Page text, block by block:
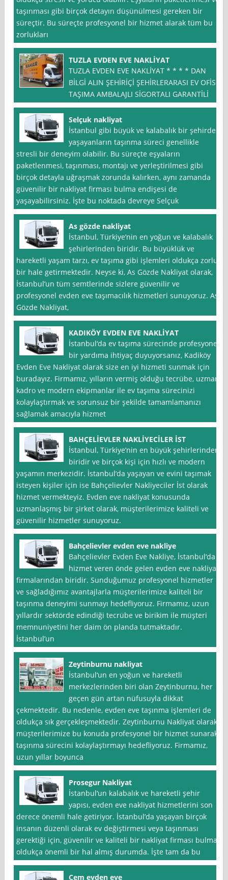
taşınması gibi birçok detayın düşünülmesi gereken bir
süreçtir. Bu süreçte profesyonel bir hizmet alarak tüm bu
zorlukları
TUZLA EVDEN EVE NAKLİYAT
TUZLA EVDEN EVE NAKLİYAT * * * * DAN
BİLGİ ALIN ŞEHİRİÇİ ŞEHİRLERARASI EV OFİS
TAŞIMA AMBALAJLI SİGORTALI GARANTİLİ
Selçuk nakliyat
İstanbul gibi büyük ve kalabalık bir şehirde
yaşayanların taşınma süreci genellikle
stresli bir deneyim olabilir. Bu süreçte eşyaların
paketlenmesi, taşınması, montajı ve yerleştirilmesi gibi
birçok detayla uğraşmak zorunda kalırken, aynı zamanda
güvenilir bir nakliyat firması bulma endişesi de
yaşayabilirsiniz. İşte bu noktada devreye Selçuk
As gözde nakliyat
İstanbul, Türkiye’nin en yoğun ve kalabalık
şehirlerinden biridir. Bu büyüklük ve
hareketli yaşam tarzı, ev taşıma gibi işlemleri oldukça zorlu
bir hale getirmektedir. Neyse ki, As Gözde Nakliyat olarak,
İstanbul’un tüm semtlerinde sizlere güvenilir ve
profesyonel evden eve taşımacılık hizmetleri sunuyoruz. As
Gözde Nakliyat,
KADIKÖY EVDEN EVE NAKLİYAT
İstanbul‘da ev taşıma sürecinde profesyonel
bir yardıma ihtiyaç duyuyorsanız, Kadiköy
Evden Eve Nakliyat olarak size en iyi hizmeti sunmak için
buradayız. Firmamız, yılların vermiş olduğu tecrübe, uzman
kadro ve modern ekipmanlar ile ev taşıma sürecinizi
kolaylaştırmak ve sorunsuz bir şekilde tamamlamanızı
sağlamak amacıyla hizmet
BAHÇELİEVLER NAKLİYECİLER İST
İstanbul, Türkiye’nin en büyük şehirlerinden
biridir ve birçok kişi için hızlı ve modern
yaşamın merkezidir. İstanbul’da yaşayan ve evini taşımak
isteyen kişiler için ise Bahçelievler Nakliyeciler İst olarak
hizmet vermekteyiz. Evden eve nakliyat konusunda
uzmanlaşmış bir şirket olarak, müşterilerimize kaliteli ve
güvenilir hizmetler sunuyoruz.
Bahçelievler evden eve nakliye
Bahçelievler Evden Eve Nakliye, İstanbul‘da
hizmet veren önde gelen evden eve nakliyat
firmalarından biridir. Sunduğumuz profesyonel hizmetler
ve sağladığımız avantajlarla müşterilerimize kaliteli bir
taşınma deneyimi sunmayı hedefliyoruz. Firmamız, uzun
yıllardır sektörde edindiği tecrübe ve birikim ile müşteri
memnuniyetini her daim ön planda tutmaktadır.
İstanbul’un
Zeytinburnu nakliyat
İstanbul‘un en yoğun ve hareketli
merkezlerinden biri olan Zeytinburnu, her
geçen gün artan nüfusuyla dikkat
çekmektedir. Bu nedenle, evden eve taşınma işlemleri de
oldukça sık gerçekleşmektedir. Zeytinburnu Nakliyat olarak,
müşterilerimize bu konuda profesyonel bir hizmet sunarak
taşınma sürecini kolaylaştırmayı hedefliyoruz. Firmamız,
uzun yıllar boyunca
Prosegur Nakliyat
İstanbul‘un kalabalık ve hareketli şehir
yapısı, evden eve nakliyat hizmetlerini son
derece önemli hale getiriyor. İstanbul’da yaşayan birçok
insanın düzenli olarak ev değiştirmesi veya taşınması
gerektiği için, güvenilir ve kaliteli bir nakliyat firması bulmak
oldukça önemli bir hal almış durumda. İşte tam da bu
Cem evden eve